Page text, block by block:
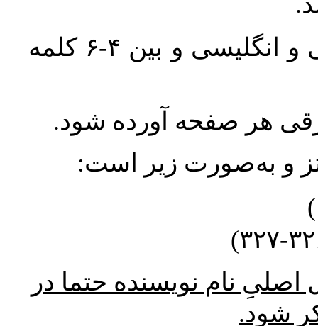
واژگان کلیدی بلافاصله پس از چکیده فارسی و انگلیسی و بین ۴-۶ کلمه
هر صفحه آورده شود.
و به‌صورت زیر است:
نام نویسنده حتما در
شود.